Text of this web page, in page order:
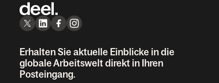
Erhalten Sie aktuelle Einblicke in die
globale Arbeitswelt direkt in Ihren
Posteingang.